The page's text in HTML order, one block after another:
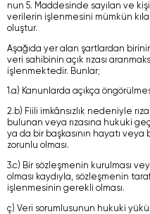
nun 5. Maddesinde sayılan ve
verilerin işlenmesini mümkün
oluştur.
Aşağıda yer alan şartlardan
veri sahibinin açık rızası
işlenmektedir. Bunlar;
1.a) Kanunlarda açıkça
2.b) Fiili imkânsızlık nedeniyle
bulunan veya rızasına hukuki
ya da bir başkasının hayatı
zorunlu olması.
3.c) Bir sözleşmenin kurulması
olması kaydıyla, sözleşmenin
işlenmesinin gerekli olması.
ç) Veri sorumlusunun hukuki